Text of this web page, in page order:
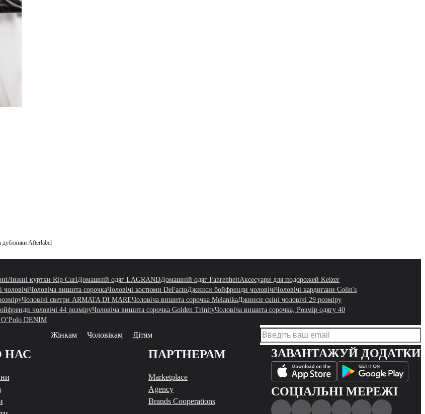
дублянки Afterlabel
Лижні куртки Rip Curl Домашній одяг LAGRANDДомашній одяг FahrenheitАксесуари для подорожей Keizer
Чоловіча вишита сорочкаЧоловічі костюми DeFactoДжинси бойфренди чоловічіЧоловічі кардигани Colin's
Чоловічі светри ARMATA DI MAREЧоловіча вишита сорочка MelanikaДжинси скіні чоловічі 29 розміру
чоловічі 44 розміруЧоловіча вишита сорочка Golden TrinityЧоловіча вишита сорочка, Розмір одягу 40
DENIM
Жінкам Чоловікам Дітям
НАС ПАРТНЕРАМ
Marketplace
Agency
Brands Cooperations
ЗАВАНТАЖУЙ ДОДАТКИ
СОЦІАЛЬНІ МЕРЕЖІ